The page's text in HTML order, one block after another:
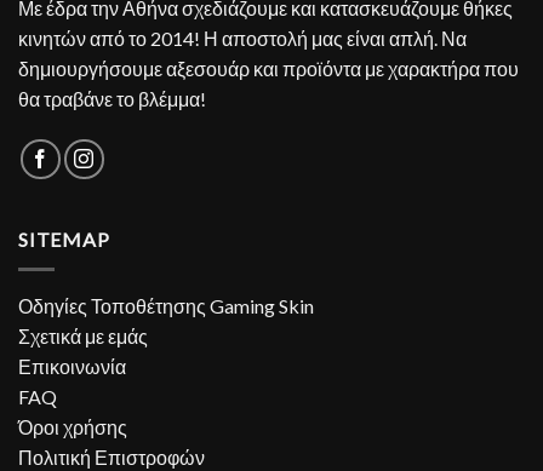
Με έδρα την Αθήνα σχεδιάζουμε και κατασκευάζουμε θήκες
κινητών από το 2014! Η αποστολή μας είναι απλή. Να
δημιουργήσουμε αξεσουάρ και προϊόντα με χαρακτήρα που
θα τραβάνε το βλέμμα!
SITEMAP
Οδηγίες Τοποθέτησης Gaming Skin
Σχετικά με εμάς
Επικοινωνία
FAQ
Όροι χρήσης
Πολιτική Επιστροφών